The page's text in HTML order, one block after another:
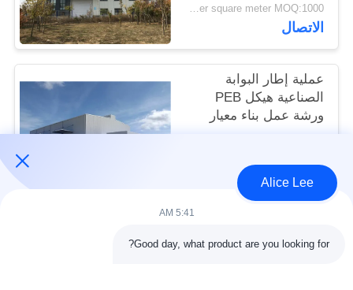
USD45~90 per square meter MOQ:1000 متر مربع
الاتصال
عملية إطار البوابة
الصناعية هيكل PEB
ورشة عمل بناء معيار
Alice Lee
5:41 AM
Good day, what product are you looking for?